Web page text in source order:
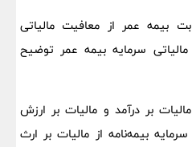
بیمه عمر از معافیت مالیاتی
مالیاتی سرمایه بیمه عمر توضیح
بر درآمد و مالیات بر ارزش
بیمه‌نامه از مالیات بر ارث